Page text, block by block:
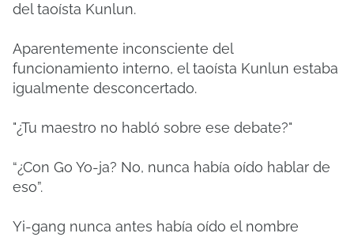
del taoísta Kunlun.
Aparentemente inconsciente del
funcionamiento interno, el taoísta Kunlun estaba
igualmente desconcertado.
"¿Tu maestro no habló sobre ese debate?"
“¿Con Go Yo-ja? No, nunca había oído hablar de
eso”.
Yi-gang nunca antes había oído el nombre